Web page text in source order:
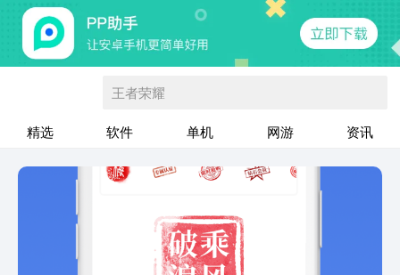
王者荣耀
精选 软件 单机 网游 资讯